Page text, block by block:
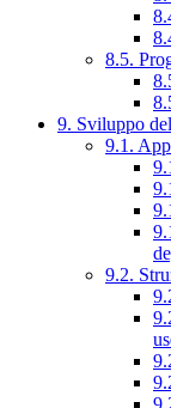
8.5.
9. Sviluppo
9.1.
9.2.